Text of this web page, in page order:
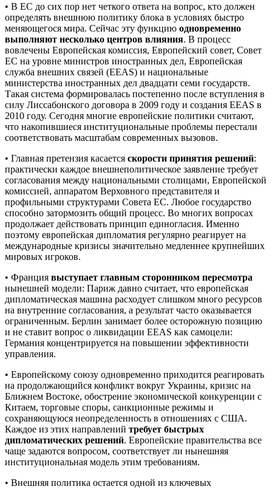
• В ЕС до сих пор нет четкого ответа на вопрос, кто должен
определять внешнюю политику блока в условиях быстро
меняющегося мира. Сейчас эту функцию одновременно
выполняют несколько центров влияния. В процесс
вовлечены Европейская комиссия, Европейский совет, Совет
ЕС на уровне министров иностранных дел, Европейская
служба внешних связей (EEAS) и национальные
министерства иностранных дел двадцати семи государств.
Такая система формировалась постепенно после вступления в
силу Лиссабонского договора в 2009 году и создания EEAS в
2010 году. Сегодня многие европейские политики считают,
что накопившиеся институциональные проблемы перестали
соответствовать масштабам современных вызовов.
• Главная претензия касается скорости принятия решений:
практически каждое внешнеполитическое заявление требует
согласования между национальными столицами, Европейской
комиссией, аппаратом Верховного представителя и
профильными структурами Совета ЕС. Любое государство
способно затормозить общий процесс. Во многих вопросах
продолжает действовать принцип единогласия. Именно
поэтому европейская дипломатия регулярно реагирует на
международные кризисы значительно медленнее крупнейших
мировых игроков.
• Франция выступает главным сторонником пересмотра
нынешней модели: Париж давно считает, что европейская
дипломатическая машина расходует слишком много ресурсов
на внутренние согласования, а результат часто оказывается
ограниченным. Берлин занимает более осторожную позицию
и не ставит вопрос о ликвидации EEAS как самоцели:
Германия концентрируется на повышении эффективности
управления.
• Европейскому союзу одновременно приходится реагировать
на продолжающийся конфликт вокруг Украины, кризис на
Ближнем Востоке, обострение экономической конкуренции с
Китаем, торговые споры, санкционные режимы и
сохраняющуюся неопределенность в отношениях с США.
Каждое из этих направлений требует быстрых
дипломатических решений. Европейские правительства все
чаще задаются вопросом, соответствует ли нынешняя
институциональная модель этим требованиям.
• Внешняя политика остается одной из ключевых